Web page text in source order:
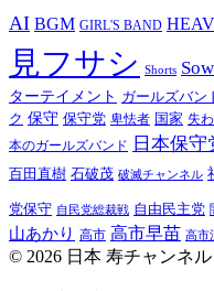
AI BGM GIRL'S BAND
見フサシ Shorts
ターテイメント ガールズバン
ク 保守 保守党 卑怯者 国家 失
本のガールズバンド
日本保守
百田直樹 石破茂 破滅チャンネル
党保守 自民党総裁戦 自由民主党
山あかり 高市 高市早苗 高市
© 2026 日本 寿チャンネル